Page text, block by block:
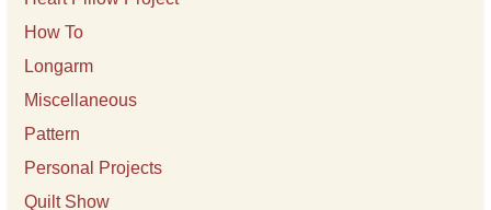
How To
Longarm
Miscellaneous
Pattern
Personal Projects
Quilt Show